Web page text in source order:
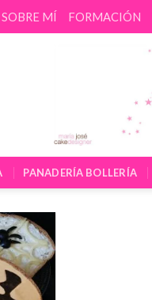
SOBRE MÍ FORMACIÓN
PANADERÍA BOLLERÍA